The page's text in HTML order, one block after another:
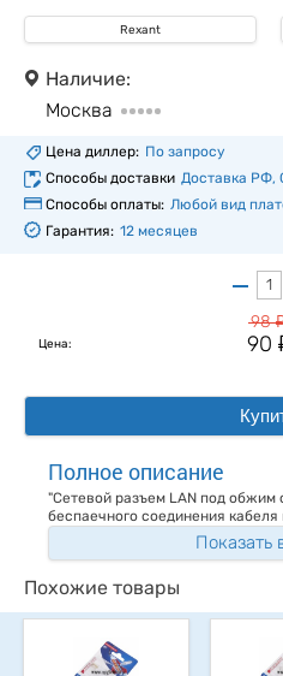
Rexant
Наличие:
Москва
Цена диллер: По запросу
Способы доставки Доставка РФ,
Способы оплаты: Любой вид
Гарантия: 12 месяцев
Цена:
98
90
Полное описание
"Сетевой разъем LAN под обжим
беспаечного соединения кабеля
Показать
Похожие товары